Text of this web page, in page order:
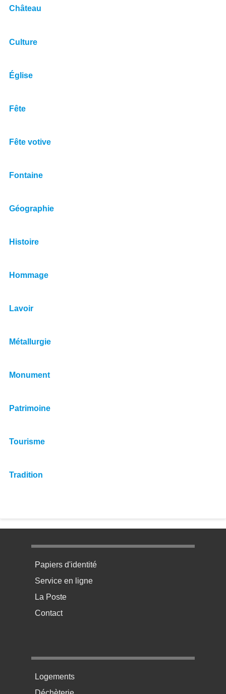
Château
Culture
Église
Fête
Fête votive
Fontaine
Géographie
Histoire
Hommage
Lavoir
Métallurgie
Monument
Patrimoine
Tourisme
Tradition
Menu pratique bas de page 1
Papiers d'identité
Service en ligne
La Poste
Contact
Menu pratique bas de page 2
Logements